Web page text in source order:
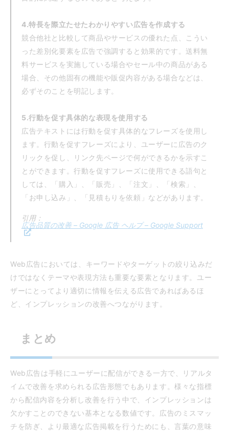
4.特長を際立たせたわかりやすい広告を作成する
競合他社と比較して商品やサービスの優れた点、こうい
った差別化要素を広告で強調すると効果的です。送料無
料サービスを実施している場合やセール中の商品がある
場合、その他固有の機能や販促内容がある場合などは、
必ずそのことを明記します。
5.行動を促す具体的な表現を使用する
広告テキストには行動を促す具体的なフレーズを使用し
ます。行動を促すフレーズにより、ユーザーに広告のク
リックを促し、リンク先ページで何ができるかを示すこ
とができます。行動を促すフレーズに使用できる語句と
しては、「購入」、「販売」、「注文」、「検索」、
「お申し込み」、「見積もりを依頼」などがあります。
引用：
広告品質の改善 – Google 広告 ヘルプ – Google Support
Web広告においては、キーワードやターゲットの絞り込みだ
けではなくテーマや表現方法も重要な要素となります。ユー
ザーにとってより適切に情報を伝える広告であればあるほ
ど、インプレッションの改善へつながります。
まとめ
Web広告は手軽にユーザーに配信ができる一方で、リアルタ
イムで改善を求められる広告形態でもあります。様々な指標
から配信内容を分析し改善を行う中で、インプレッションは
欠かすことのできない基本となる数値です。広告のミスマッ
チを防ぎ、より最適な広告掲載を行うためにも、言葉の意味